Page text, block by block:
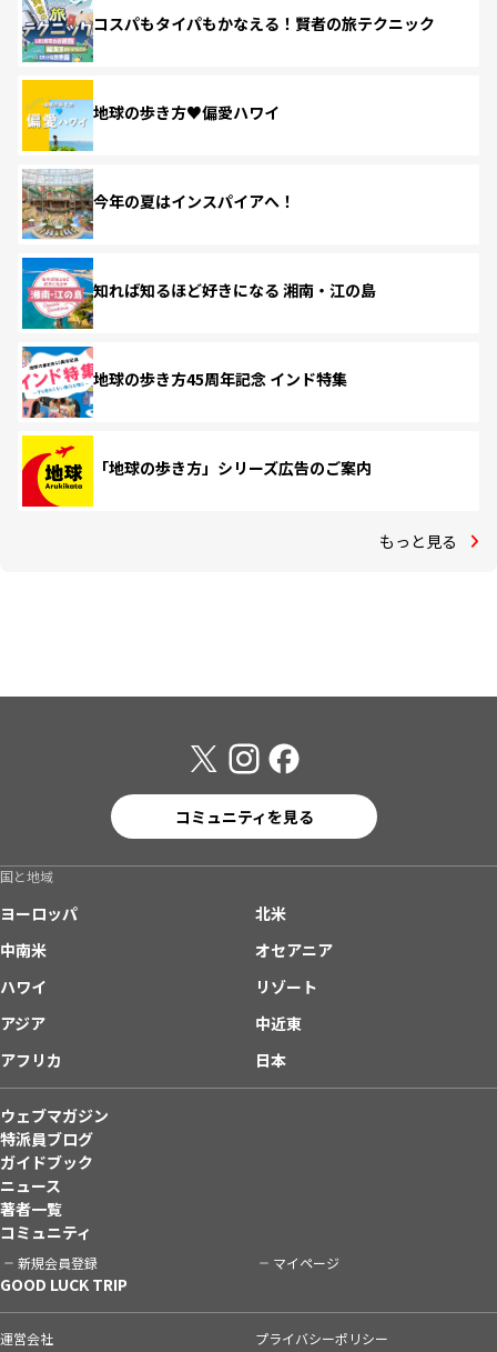
コスパもタイパもかなえる！賢者の旅テクニック
地球の歩き方♥偏愛ハワイ
今年の夏はインスパイアへ！
知れば知るほど好きになる 湘南・江の島
地球の歩き方45周年記念 インド特集
「地球の歩き方」シリーズ広告のご案内
もっと見る
コミュニティを見る
国と地域
ヨーロッパ
北米
中南米
オセアニア
ハワイ
リゾート
アジア
中近東
アフリカ
日本
ウェブマガジン
特派員ブログ
ガイドブック
ニュース
著者一覧
コミュニティ
新規会員登録 マイページ
GOOD LUCK TRIP
運営会社 プライバシーポリシー